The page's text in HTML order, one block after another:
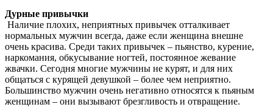
Дурные привычки
Наличие плохих, неприятных привычек отталкивает
нормальных мужчин всегда, даже если женщина внешне
очень красива. Среди таких привычек – пьянство, курение,
наркомания, обкусывание ногтей, постоянное жевание
жвачки. Сегодня многие мужчины не курят, и для них
общаться с курящей девушкой – более чем неприятно.
Большинство мужчин очень негативно относятся к пьяным
женщинам – они вызывают брезгливость и отвращение.